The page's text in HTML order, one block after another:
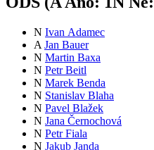
N Ivan Adamec
A Jan Bauer
N Martin Baxa
N Petr Beitl
N Marek Benda
N Stanislav Blaha
N Pavel Blažek
N Jana Černochová
N Petr Fiala
N Jakub Janda